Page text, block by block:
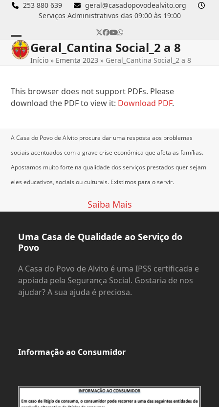
Skip
253 880 639
geral@casadopovodealvito.org
Serviços Administrativos das 09:00 às 19:00
Twitter
Facebook
YouTube
Whatsapp
Open
mobile
Close
mobile
Geral_Cantina Social_2 a 8
Início » Ementa 2023 » Geral_Cantina Social_2 a 8
This browser does not support PDFs. Please
download the PDF to view it: Download PDF.
A Casa do Povo de Alvito procura dar uma resposta aos problemas
sociais acentuados com a grave crise económica que afeta as famílias.
Apostamos muito forte na qualidade dos serviços prestados quer sejam
eles educativos, sociais ou culturais. Existimos para o servir.
Saiba Mais
Uma Casa de Qualidade ao Serviço do
Povo
A Casa do Povo de Alvito é uma IPSS certificada e
apoiada pela Segurança Social. Gostaria de nos
ajudar? A sua ajuda é preciosa.
Informação ao Consumidor